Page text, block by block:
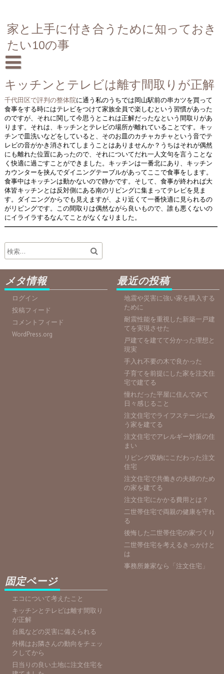
家と上手に付き合うために知っておき
たい10の事
キッチンとテレビは離す間取りが正解
千代田区で評判の整体院に通う私のうちでは岡山駅前の串カツを買って
食事をする時にはテレビをつけて家族全員で楽しむという習慣があった
のですが、それに関して今思うとこれは正解だったなという間取りがあ
ります。それは、キッチンとテレビの場所が離れていることです。キッ
チンで皿洗いなどをしていると、そのお皿のカチャカチャという音でテ
レビの音がかき消されてしまうことはありませんか？うちはそれが偶然
にも離れた位置にあったので、それについてだれ一人文句を言うことな
く快適に過ごすことができました。キッチンは一番北にあり、キッチン
カウンターを挟んでダイニングテーブルがあってここで食事をします。
食事中はキッチンは動かないので静かです。そして、食事が終われば大
体皆キッチンとは反対側にある南のリビングに集まってテレビを見ま
す。ダイニングからでも見えますが、より近くて一番快適に見られるの
がリビングです。この間取りは偶然ながら良いもので、誰も悪くないの
にイライラするなんてことがなくなりました。
メタ情報
ログイン
投稿フィード
コメントフィード
WordPress.org
最近の投稿
地震や災害に強い家を購入する
ために
耐震性能を重視した新築一戸建
てを実現させた
戸建てを建てて分かった理想と
現実
手入れ不要の木で良かった
子育てを前提にした家を注文住
宅で建てる
憧れだった平屋に住んでみて
日々感じること
注文住宅でライフステージにあ
う家を建てる
注文住宅でアレルギー対策の住
まい
リビング収納にこだわった注文
住宅
注文住宅で共働きの夫婦のため
の家を建てる
注文住宅にかかる費用とは？
二世帯住宅で両親の健康を守れ
る
後悔した二世帯住宅の家づくり
二世帯住宅を考えるきっかけと
は
事務所兼家なら「注文住宅」
固定ページ
エコについて考えたこと
キッチンとテレビは離す間取り
が正解
台風などの災害に備えられる
外構はお隣さんの動向をチェッ
クしてから
日当りの良い土地に注文住宅を